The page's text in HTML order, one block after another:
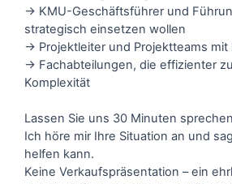
→ KMU-Geschäftsführer und
strategisch einsetzen wollen
→ Projektleiter und Projektteams
→ Fachabteilungen, die effizienter
Komplexität
Lassen Sie uns 30 Minuten
Ich höre mir Ihre Situation an und
helfen kann.
Keine Verkaufspräsentation – ein